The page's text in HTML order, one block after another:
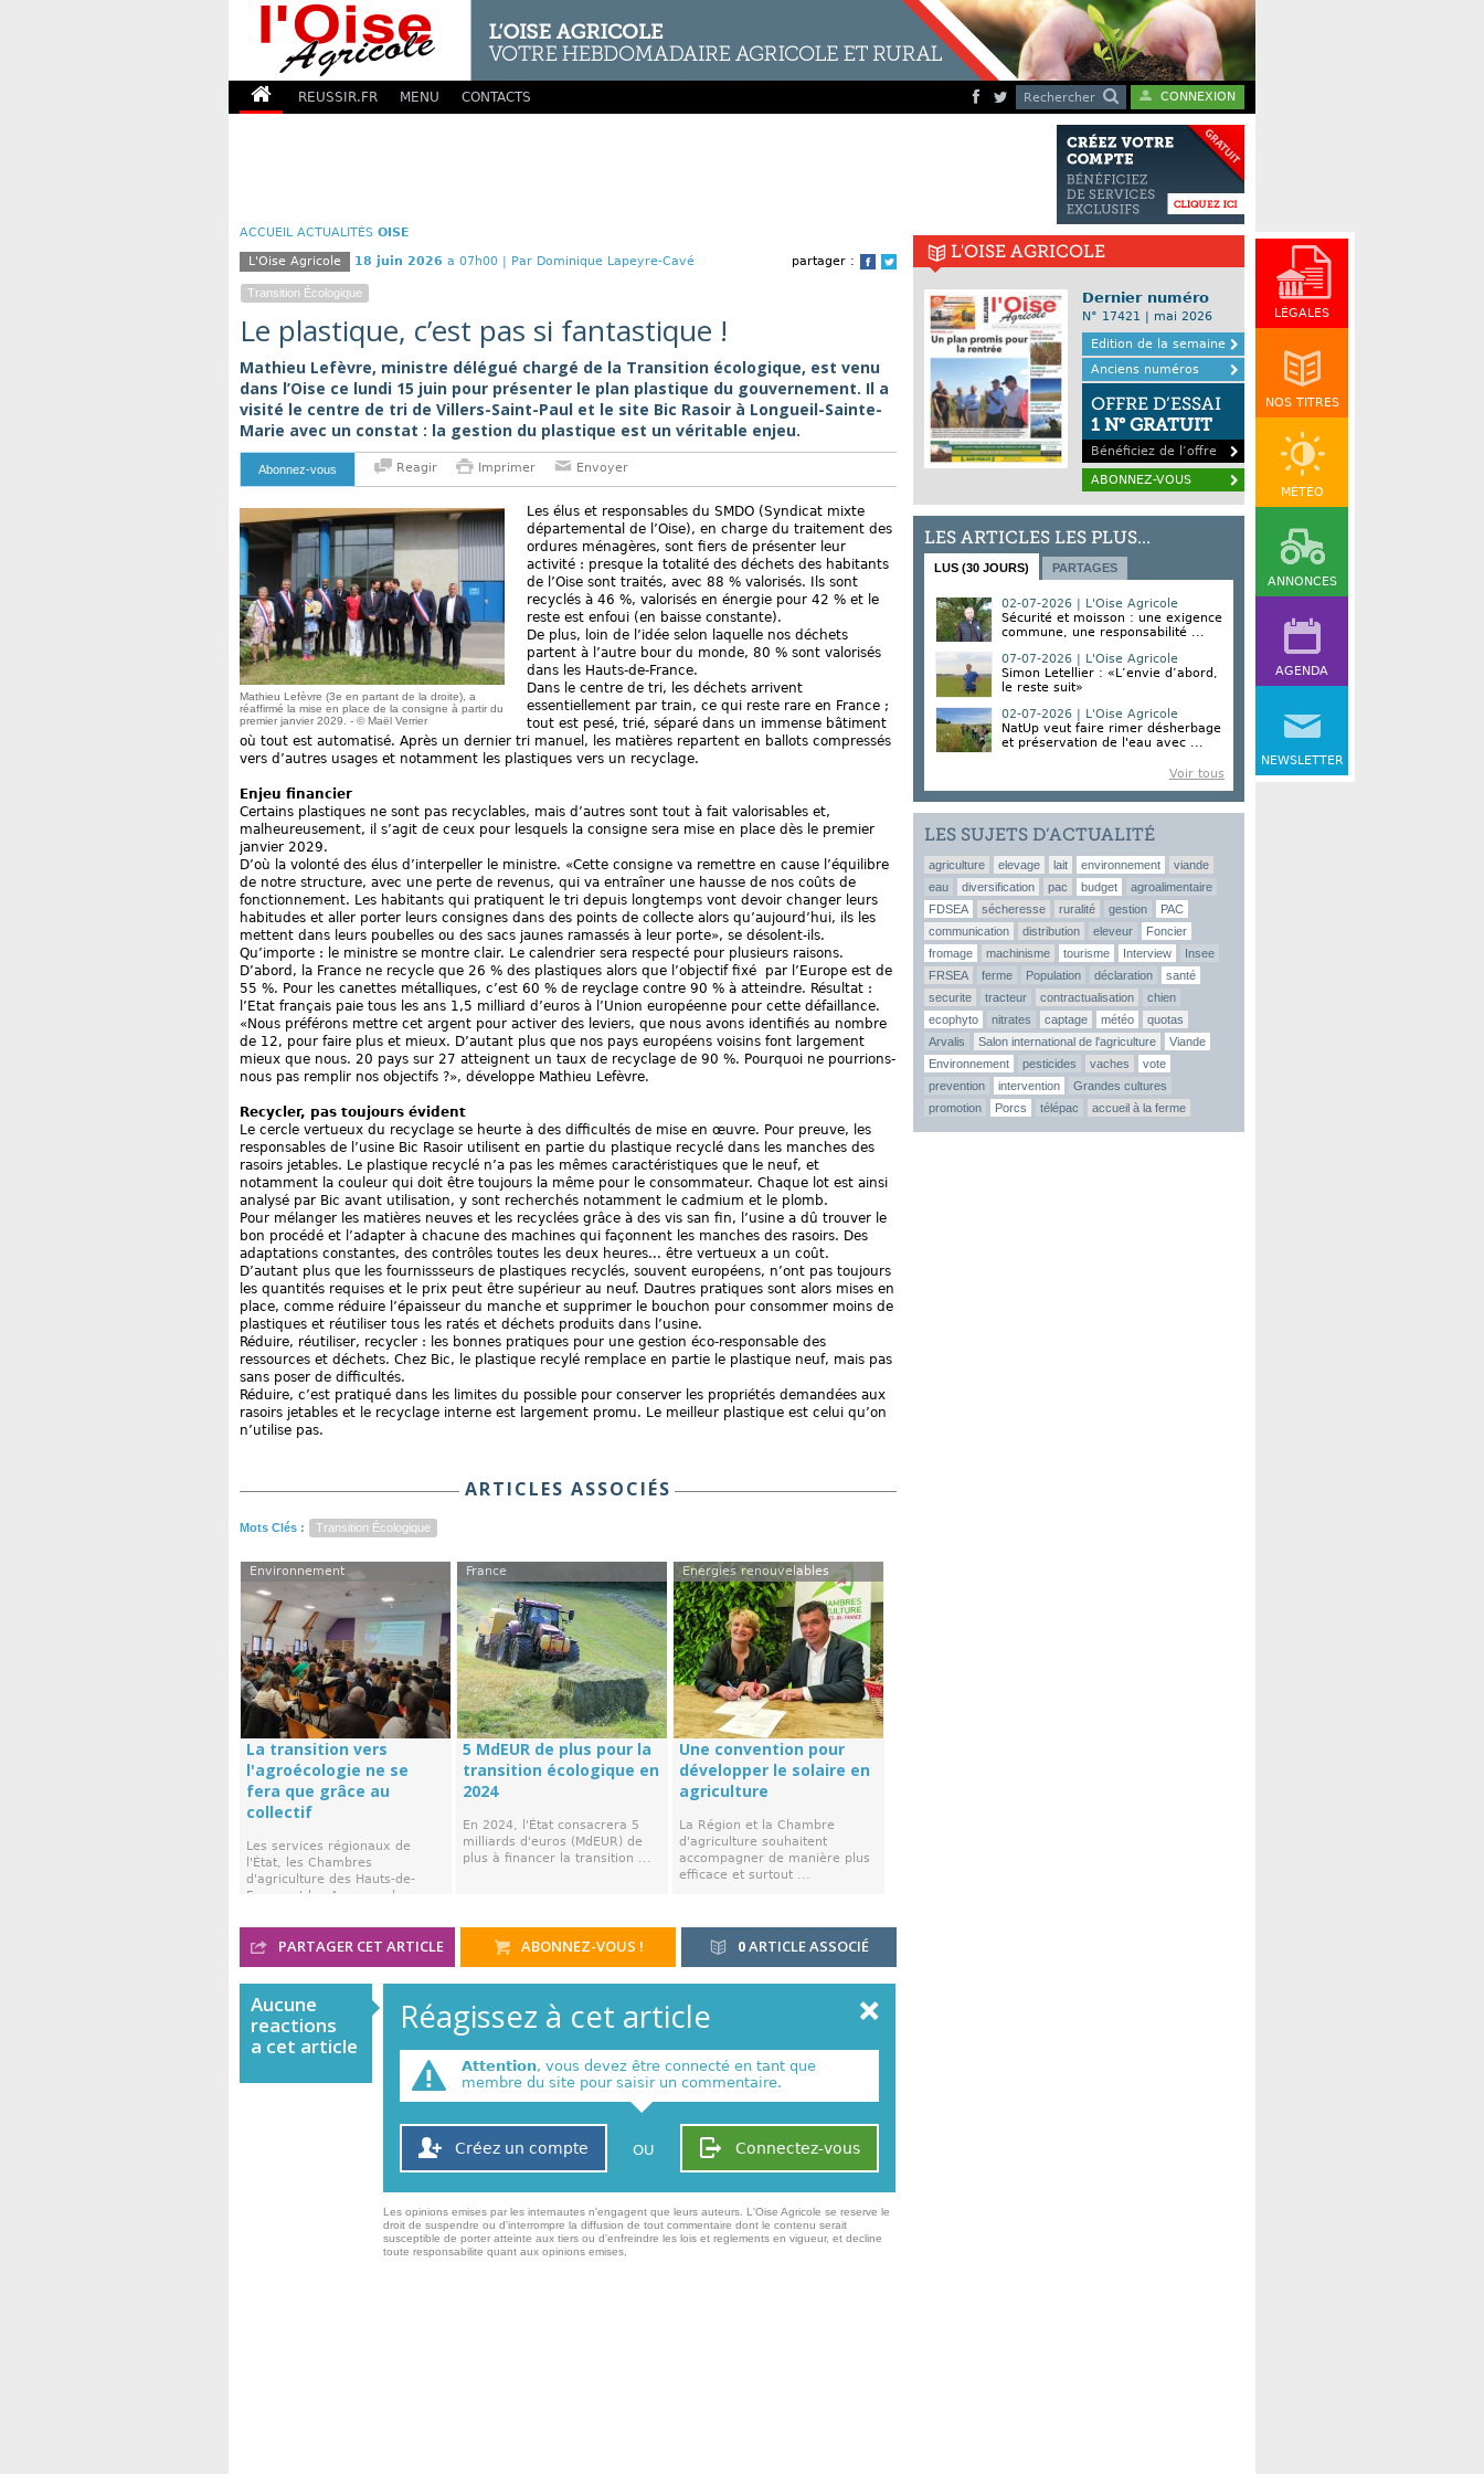
REUSSIR.FR MENU CONTACTS Rechercher CONNEXION
LÉGALES
NOS TITRES
MÉTÉO
ANNONCES
AGENDA
NEWSLETTER
ACCUEIL ACTUALITÉS OISE
partager :
Facebook
Twitter
L'Oise Agricole 18 juin 2026 a 07h00 | Par Dominique Lapeyre-Cavé
Transition Écologique
Le plastique, c’est pas si fantastique !
Mathieu Lefèvre, ministre délégué chargé de la Transition écologique, est venu
dans l’Oise ce lundi 15 juin pour présenter le plan plastique du gouvernement. Il a
visité le centre de tri de Villers-Saint-Paul et le site Bic Rasoir à Longueil-Sainte-
Marie avec un constat : la gestion du plastique est un véritable enjeu.
Abonnez-vous Reagir Imprimer Envoyer
Mathieu Lefèvre (3e en partant de la droite), a
réaffirmé la mise en place de la consigne à partir du
premier janvier 2029. - © Maël Verrier
Les élus et responsables du SMDO (Syndicat mixte
départemental de l’Oise), en charge du traitement des
ordures ménagères, sont fiers de présenter leur
activité : presque la totalité des déchets des habitants
de l’Oise sont traités, avec 88 % valorisés. Ils sont
recyclés à 46 %, valorisés en énergie pour 42 % et le
reste est enfoui (en baisse constante).
De plus, loin de l’idée selon laquelle nos déchets
partent à l’autre bour du monde, 80 % sont valorisés
dans les Hauts-de-France.
Dans le centre de tri, les déchets arrivent
essentiellement par train, ce qui reste rare en France ;
tout est pesé, trié, séparé dans un immense bâtiment
où tout est automatisé. Après un dernier tri manuel, les matières repartent en ballots compressés
vers d’autres usages et notamment les plastiques vers un recyclage.
Enjeu financier
Certains plastiques ne sont pas recyclables, mais d’autres sont tout à fait valorisables et,
malheureusement, il s’agit de ceux pour lesquels la consigne sera mise en place dès le premier
janvier 2029.
D’où la volonté des élus d’interpeller le ministre. «Cette consigne va remettre en cause l’équilibre
de notre structure, avec une perte de revenus, qui va entraîner une hausse de nos coûts de
fonctionnement. Les habitants qui pratiquent le tri depuis longtemps vont devoir changer leurs
habitudes et aller porter leurs consignes dans des points de collecte alors qu’aujourd’hui, ils les
mettent dans leurs poubelles ou des sacs jaunes ramassés à leur porte», se désolent-ils.
Qu’importe : le ministre se montre clair. Le calendrier sera respecté pour plusieurs raisons.
D’abord, la France ne recycle que 26 % des plastiques alors que l’objectif fixé par l’Europe est de
55 %. Pour les canettes métalliques, c’est 60 % de reyclage contre 90 % à atteindre. Résultat :
l’Etat français paie tous les ans 1,5 milliard d’euros à l’Union européenne pour cette défaillance.
«Nous préférons mettre cet argent pour activer des leviers, que nous avons identifiés au nombre
de 12, pour faire plus et mieux. D’autant plus que nos pays européens voisins font largement
mieux que nous. 20 pays sur 27 atteignent un taux de recyclage de 90 %. Pourquoi ne pourrions-
nous pas remplir nos objectifs ?», développe Mathieu Lefèvre.
Recycler, pas toujours évident
Le cercle vertueux du recyclage se heurte à des difficultés de mise en œuvre. Pour preuve, les
responsables de l’usine Bic Rasoir utilisent en partie du plastique recyclé dans les manches des
rasoirs jetables. Le plastique recyclé n’a pas les mêmes caractéristiques que le neuf, et
notamment la couleur qui doit être toujours la même pour le consommateur. Chaque lot est ainsi
analysé par Bic avant utilisation, y sont recherchés notamment le cadmium et le plomb.
Pour mélanger les matières neuves et les recyclées grâce à des vis san fin, l’usine a dû trouver le
bon procédé et l’adapter à chacune des machines qui façonnent les manches des rasoirs. Des
adaptations constantes, des contrôles toutes les deux heures... être vertueux a un coût.
D’autant plus que les fournissseurs de plastiques recyclés, souvent européens, n’ont pas toujours
les quantités requises et le prix peut être supérieur au neuf. Dautres pratiques sont alors mises en
place, comme réduire l’épaisseur du manche et supprimer le bouchon pour consommer moins de
plastiques et réutiliser tous les ratés et déchets produits dans l’usine.
Réduire, réutiliser, recycler : les bonnes pratiques pour une gestion éco-responsable des
ressources et déchets. Chez Bic, le plastique recylé remplace en partie le plastique neuf, mais pas
sans poser de difficultés.
Réduire, c’est pratiqué dans les limites du possible pour conserver les propriétés demandées aux
rasoirs jetables et le recyclage interne est largement promu. Le meilleur plastique est celui qu’on
n’utilise pas.
ARTICLES ASSOCIÉS
Mots Clés : Transition Écologique
Environnement
La transition vers
l'agroécologie ne se
fera que grâce au
collectif
Les services régionaux de
l'État, les Chambres
d'agriculture des Hauts-de-
France et les Agences de ...
France
5 MdEUR de plus pour la
transition écologique en
2024
En 2024, l'État consacrera 5
milliards d'euros (MdEUR) de
plus à financer la transition ...
Energies renouvelables
Une convention pour
développer le solaire en
agriculture
La Région et la Chambre
d'agriculture souhaitent
accompagner de manière plus
efficace et surtout ...
0ARTICLE ASSOCIÉ
PARTAGER CET ARTICLE ABONNEZ-VOUS !
Aucune
reactions
a cet article
Réagissez à cet article
Attention, vous devez être connecté en tant que
membre du site pour saisir un commentaire.
Connectez-vous
Créez un compte OU
Les opinions emises par les internautes n'engagent que leurs auteurs. L'Oise Agricole se reserve le
droit de suspendre ou d'interrompre la diffusion de tout commentaire dont le contenu serait
susceptible de porter atteinte aux tiers ou d'enfreindre les lois et reglements en vigueur, et decline
toute responsabilite quant aux opinions emises,
L'OISE AGRICOLE
Dernier numéro
N° 17421 | mai 2026
Edition de la semaine
Anciens numéros
OFFRE D’ESSAI
1 N° GRATUIT
Bénéficiez de l’offre
ABONNEZ-VOUS
LES ARTICLES LES PLUS...
LUS (30 JOURS) PARTAGES
02-07-2026 | L'Oise Agricole
Sécurité et moisson : une exigence
commune, une responsabilité ...
07-07-2026 | L'Oise Agricole
Simon Letellier : «L’envie d’abord,
le reste suit»
02-07-2026 | L'Oise Agricole
NatUp veut faire rimer désherbage
et préservation de l'eau avec ...
Voir tous
LES SUJETS D’ACTUALITÉ
agriculture elevage lait environnement
viande
eau
diversification pac budget
agroalimentaire
FDSEA
sécheresse ruralité gestion
PAC
communication
distribution eleveur
Foncier
fromage
machinisme tourisme Interview
Insee
FRSEA
ferme Population déclaration
santé
securite
tracteur contractualisation
chien
ecophyto
nitrates captage météo
quotas
Arvalis
Salon international de l'agriculture
Viande
Environnement
pesticides vaches
vote
prevention
intervention
Grandes cultures
promotion
Porcs télépac accueil à la ferme